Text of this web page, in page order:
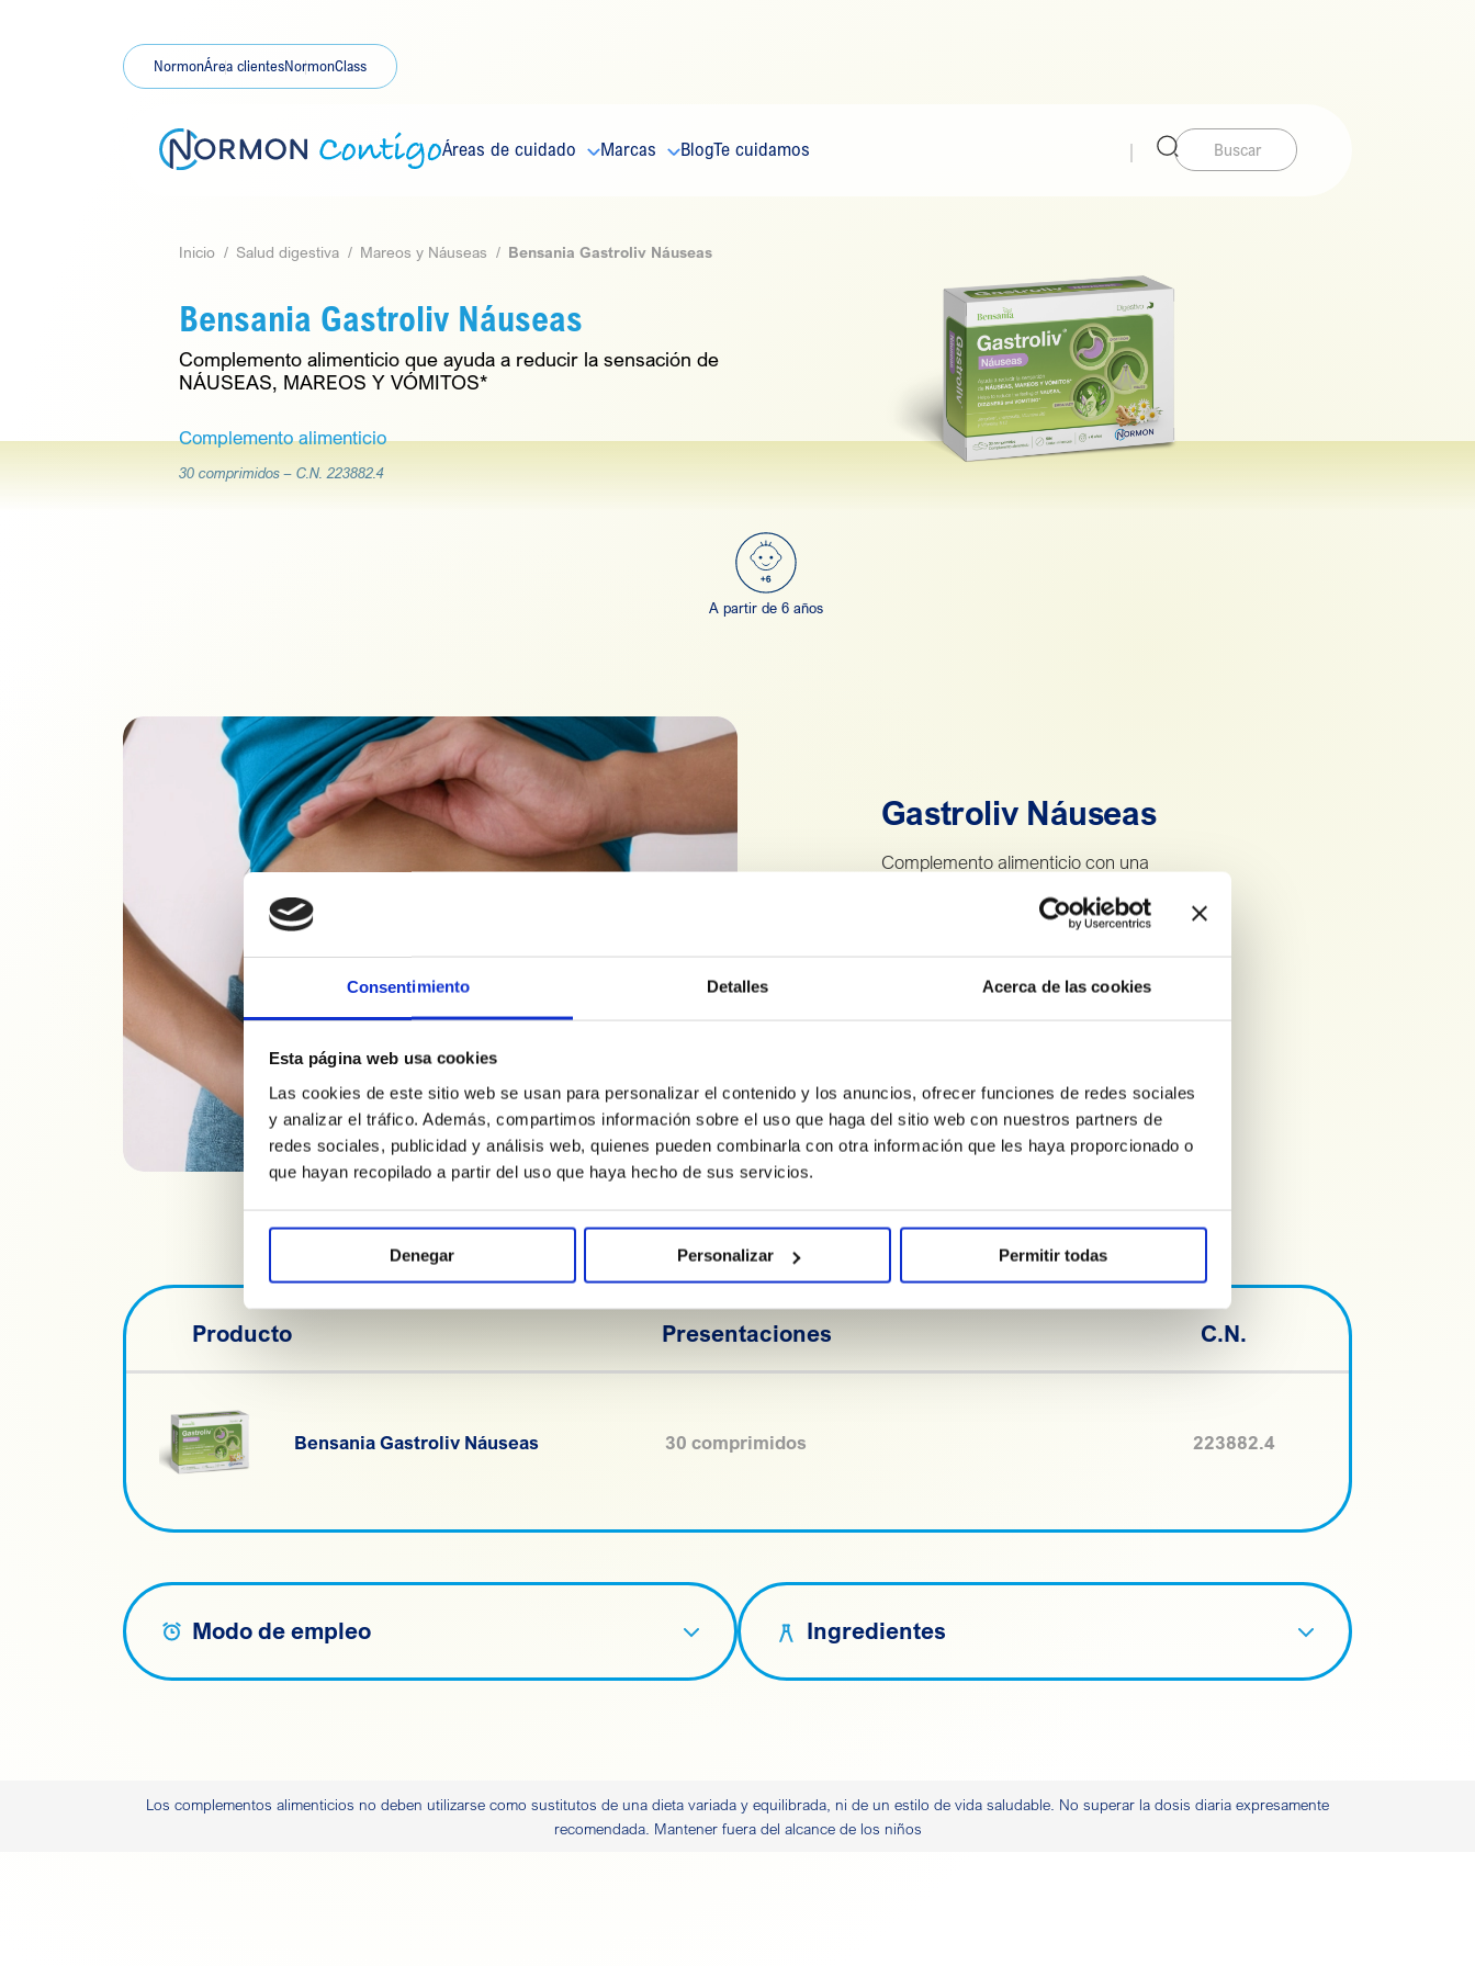
Consentimiento Detalles Acerca de las cookies
Esta página web usa cookies
Las cookies de este sitio web se usan para personalizar el contenido y los anuncios, ofrecer funciones de redes sociales
y analizar el tráfico. Además, compartimos información sobre el uso que haga del sitio web con nuestros partners de
redes sociales, publicidad y análisis web, quienes pueden combinarla con otra información que les haya proporcionado o
que hayan recopilado a partir del uso que haya hecho de sus servicios.
Denegar Personalizar Permitir todas
Áreas de cuidado Marcas BlogTe cuidamos Buscar:
NormonÁrea clientesNormonClass
Inicio Salud digestiva Mareos y Náuseas Bensania Gastroliv Náuseas
Bensania Gastroliv Náuseas
Complemento alimenticio que ayuda a reducir la sensación de
NÁUSEAS, MAREOS Y VÓMITOS*
Complemento alimenticio
30 comprimidos –C.N. 223882.4
A partir de 6 años
Gastroliv Náuseas
Complemento alimenticio con una
Contiene jengibre*, que ayuda a reducir
la sensación de malestar (vómitos,
ayuda a reducir la sensación de náuseas
matutinas durante el embarazo. Esta
normal del sistema nervioso.
Producto Presentaciones C.N.
Bensania Gastroliv Náuseas 30 comprimidos 223882.4
Modo de empleo Ingredientes
Los complementos alimenticios no deben utilizarse como sustitutos de una dieta variada y equilibrada, ni de un estilo de vida saludable. No superar la dosis diaria expresamente
recomendada. Mantener fuera del alcance de los niños